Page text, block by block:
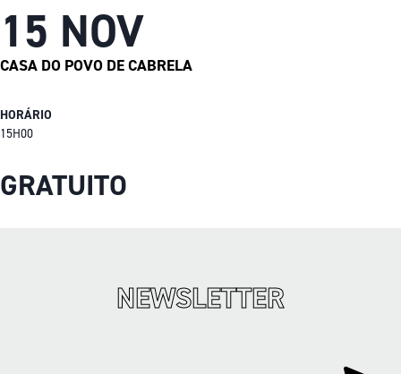
15 NOV
CASA DO POVO DE CABRELA
HORÁRIO
15H00
GRATUITO
NEWSLETTER